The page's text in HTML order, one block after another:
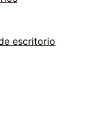
escritorio